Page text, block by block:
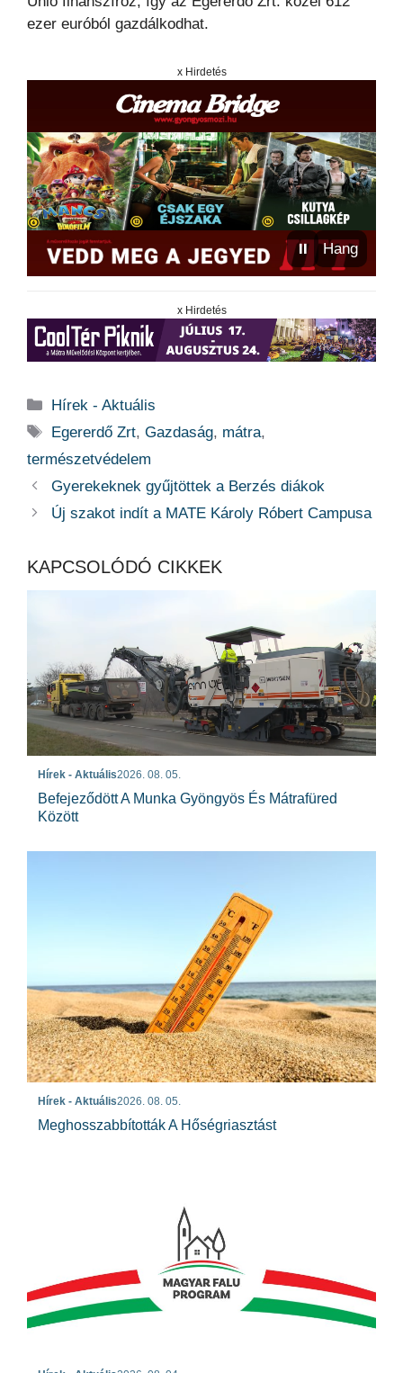
ezer euróból gazdálkodhat.
x Hirdetés
⏸ Hang
x Hirdetés
Kategória
Hírek - Aktuális
Címkék
Egererdő Zrt,Gazdaság, mátra,
természetvédelem
Gyerekeknek gyűjtöttek a Berzés diákok
Új szakot indít a MATE Károly Róbert Campusa
KAPCSOLÓDÓ CIKKEK
Hírek - Aktuális2026. 08. 05.
Befejeződött A Munka Gyöngyös És Mátrafüred
Között
Hírek - Aktuális2026. 08. 05.
Meghosszabbították A Hőségriasztást